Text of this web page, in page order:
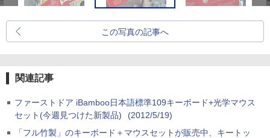
この写真の記事へ
関連記事
ファーストドア iBamboo日本語標準109キーボード+光学マウス
セット(今週見つけた新製品)
(2012/5/19)
「フル竹製」のキーボード＋マウスセットが販売中、キートッ